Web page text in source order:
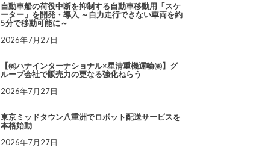
自動車船の荷役中断を抑制する自動車移動用「スケ
ーター」を開発・導入 ～自力走行できない車両を約
5分で移動可能に～
2026年7月27日
【㈱ハナインターナショナル×星清重機運輸㈱】グ
ループ会社で販売力の更なる強化ねらう
2026年7月27日
東京ミッドタウン八重洲でロボット配送サービスを
本格始動
2026年7月27日